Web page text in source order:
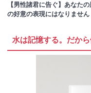
【男性諸君に告ぐ】あなた
の好意の表現にはなりません
水は記憶する。だから